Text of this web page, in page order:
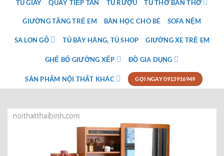
TỦ GIÀY QUẦY TIẾP TÂN TỦ RƯỢU TỦ THỜ BÀN THỜ
GIƯỜNG TẦNG TRẺ EM BÀN HỌC CHO BÉ SOFA NỆM
SA LON GỖ TỦ BÀY HÀNG, TỦ SHOP GIƯỜNG XE TRẺ EM
GHẾ BỐ GIƯỜNG XẾP ĐỒ GIA DỤNG
SẢN PHẨM NỘI THẤT KHÁC GỌI NGAY 0913916949